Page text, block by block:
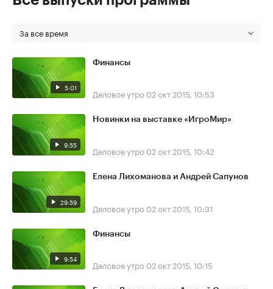
За все время
5:01
Финансы
Деловое утро 02 окт 2015, 10:53
9:55
Новинки на выставке «ИгроМир»
Деловое утро 02 окт 2015, 10:42
29:59
Елена Лихоманова и Андрей Сапунов
Деловое утро 02 окт 2015, 10:31
9:54
Финансы
Деловое утро 02 окт 2015, 10:15